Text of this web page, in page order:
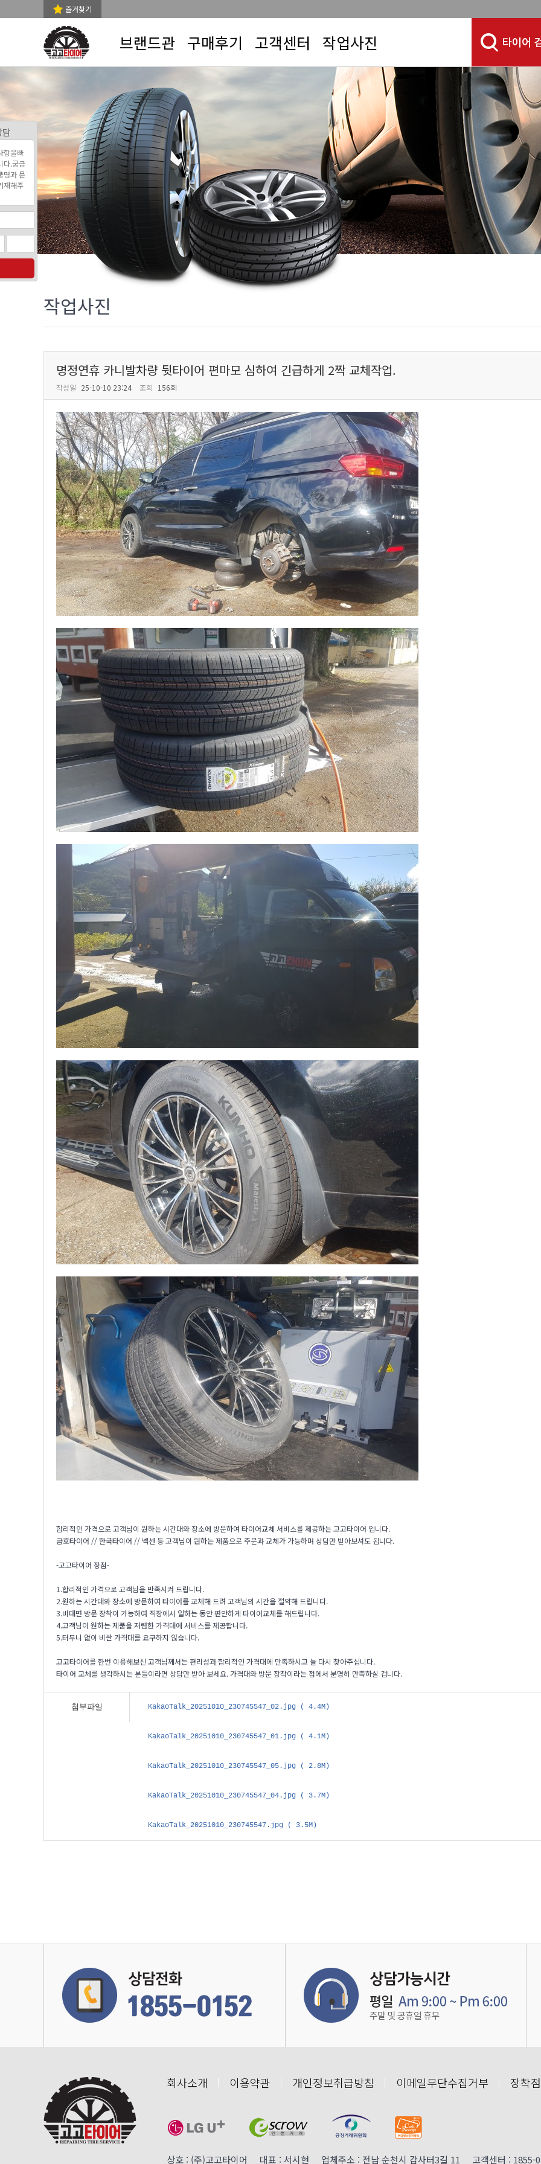
즐겨찾기
브랜드관 구매후기 고객센터 작업사진
작업사진
명정연휴 카니발차량 뒷타이어 편마모 심하여 긴급하게 2짝 교체작업.
작성일 25-10-10 23:24 조회 156회
합리적인 가격으로 고객님이 원하는 시간대와 장소에 방문하여 타이어교체 서비스를 제공하는 고고타이어 입니다.
금호타이어 // 한국타이어 // 넥센 등 고객님이 원하는 제품으로 주문과 교체가 가능하며 상담만 받아보셔도 됩니다.
-고고타이어 장점-
1.합리적인 가격으로 고객님을 만족시켜 드립니다.
2.원하는 시간대와 장소에 방문하여 타이어를 교체해 드려 고객님의 시간을 절약해 드립니다.
3.비대면 방문 장착이 가능하여 직장에서 일하는 동안 편안하게 타이어교체를 해드립니다.
4.고객님이 원하는 제품을 저렴한 가격대에 서비스를 제공합니다.
5.터무니 없이 비싼 가격대를 요구하지 않습니다.
고고타이어를 한번 이용해보신 고객님께서는 편리성과 합리적인 가격대에 만족하시고 늘 다시 찾아주십니다.
타이어 교체를 생각하시는 분들이라면 상담만 받아 보세요. 가격대와 방문 장착이라는 점에서 분명히 만족하실 겁니다.
첨부파일 KakaoTalk_20251010_230745547_02.jpg ( 4.4M)
KakaoTalk_20251010_230745547_01.jpg ( 4.1M)
KakaoTalk_20251010_230745547_05.jpg ( 2.8M)
KakaoTalk_20251010_230745547_04.jpg ( 3.7M)
KakaoTalk_20251010_230745547.jpg ( 3.5M)
회사소개 이용약관 개인정보취급방침 이메일무단수집거부 장착
상호 : (주)고고타이어 대표 : 서시현 업체주소 : 전남 순천시 감사터3길 11 고객센터 :